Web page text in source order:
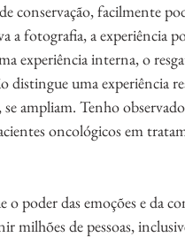
conservação, facilmente
a fotografia, a experiência
experiência interna, o
distingue uma experiência
se ampliam. Tenho
oncológicos em
poder das emoções e da
milhões de pessoas,